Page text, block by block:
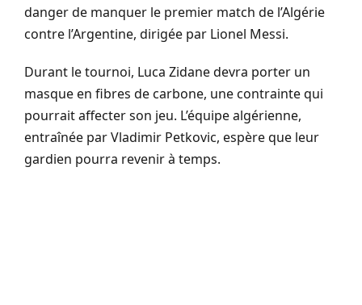
danger de manquer le premier match de l’Algérie
contre l’Argentine, dirigée par Lionel Messi.
Durant le tournoi, Luca Zidane devra porter un
masque en fibres de carbone, une contrainte qui
pourrait affecter son jeu. L’équipe algérienne,
entraînée par Vladimir Petkovic, espère que leur
gardien pourra revenir à temps.